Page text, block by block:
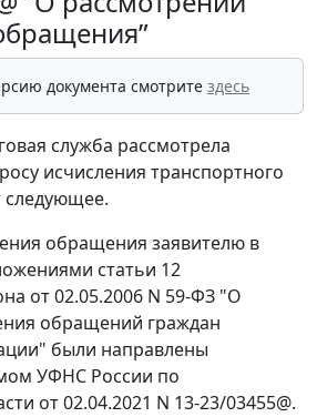
документа смотрите здесь
служба рассмотрела
исчисления транспортного
следующее.
обращения заявителю в
статьи 12
от 02.05.2006 N 59-ФЗ "О
обращений граждан
были направлены
УФНС России по
от 02.04.2021 N 13-23/03455@.